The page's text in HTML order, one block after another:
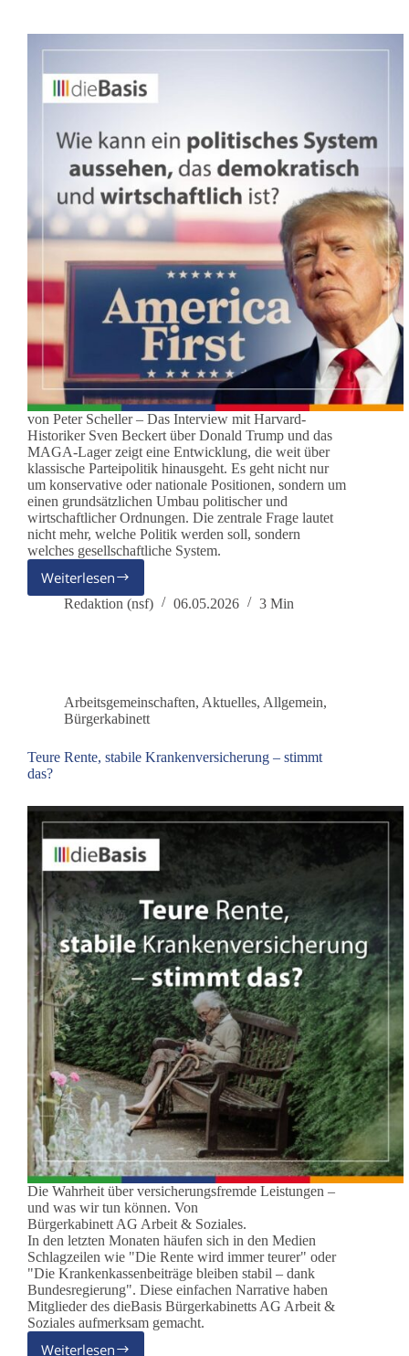
von Peter Scheller – Das Interview mit Harvard-
Historiker Sven Beckert über Donald Trump und das
MAGA-Lager zeigt eine Entwicklung, die weit über
klassische Parteipolitik hinausgeht. Es geht nicht nur
um konservative oder nationale Positionen, sondern um
einen grundsätzlichen Umbau politischer und
wirtschaftlicher Ordnungen. Die zentrale Frage lautet
nicht mehr, welche Politik werden soll, sondern
welches gesellschaftliche System.
Weiterlesen
Zwischen
„America
Redaktion (nsf) 06.05.2026 3 Min
Arbeitsgemeinschaften, Aktuelles, Allgemein,
Bürgerkabinett
Teure Rente, stabile Krankenversicherung – stimmt
das?
Die Wahrheit über versicherungsfremde Leistungen –
und was wir tun können. Von
Bürgerkabinett AG Arbeit & Soziales.
In den letzten Monaten häufen sich in den Medien
Schlagzeilen wie "Die Rente wird immer teurer" oder
"Die Krankenkassenbeiträge bleiben stabil – dank
Bundesregierung". Diese einfachen Narrative haben
Mitglieder des dieBasis Bürgerkabinetts AG Arbeit &
Soziales aufmerksam gemacht.
Weiterlesen